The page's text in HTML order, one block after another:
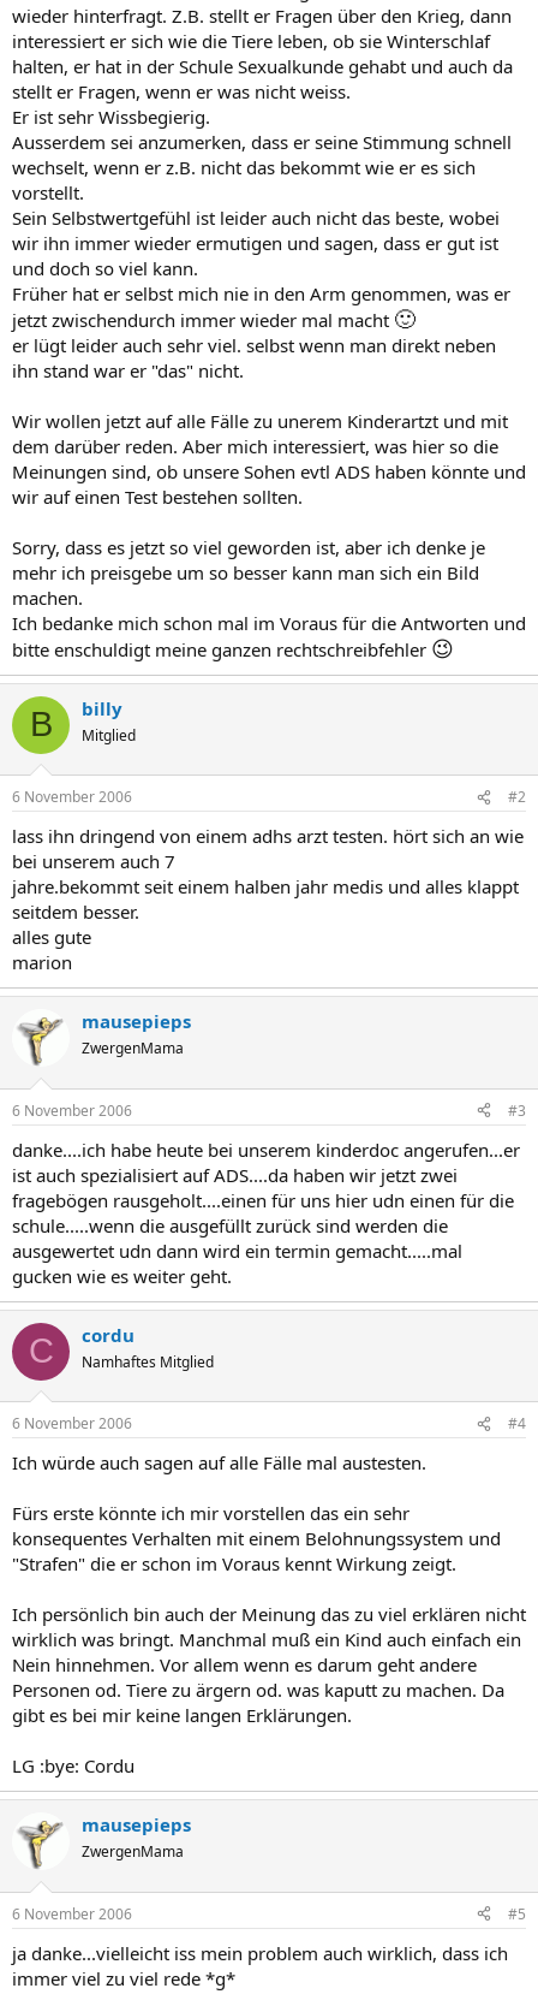
wieder hinterfragt. Z.B. stellt er Fragen über den Krieg, dann
interessiert er sich wie die Tiere leben, ob sie Winterschlaf
halten, er hat in der Schule Sexualkunde gehabt und auch da
stellt er Fragen, wenn er was nicht weiss.
Er ist sehr Wissbegierig.
Ausserdem sei anzumerken, dass er seine Stimmung schnell
wechselt, wenn er z.B. nicht das bekommt wie er es sich
vorstellt.
Sein Selbstwertgefühl ist leider auch nicht das beste, wobei
wir ihn immer wieder ermutigen und sagen, dass er gut ist
und doch so viel kann.
Früher hat er selbst mich nie in den Arm genommen, was er
jetzt zwischendurch immer wieder mal macht 🙂
er lügt leider auch sehr viel. selbst wenn man direkt neben
ihn stand war er "das" nicht.
Wir wollen jetzt auf alle Fälle zu unerem Kinderartzt und mit
dem darüber reden. Aber mich interessiert, was hier so die
Meinungen sind, ob unsere Sohen evtl ADS haben könnte und
wir auf einen Test bestehen sollten.
Sorry, dass es jetzt so viel geworden ist, aber ich denke je
mehr ich preisgebe um so besser kann man sich ein Bild
machen.
Ich bedanke mich schon mal im Voraus für die Antworten und
bitte enschuldigt meine ganzen rechtschreibfehler 😉
B billy
Mitglied
6 November 2006 #2
lass ihn dringend von einem adhs arzt testen. hört sich an wie
bei unserem auch 7
jahre.bekommt seit einem halben jahr medis und alles klappt
seitdem besser.
alles gute
marion
mausepieps
ZwergenMama
6 November 2006 #3
danke....ich habe heute bei unserem kinderdoc angerufen...er
ist auch spezialisiert auf ADS....da haben wir jetzt zwei
fragebögen rausgeholt....einen für uns hier udn einen für die
schule.....wenn die ausgefüllt zurück sind werden die
ausgewertet udn dann wird ein termin gemacht.....mal
gucken wie es weiter geht.
C cordu
Namhaftes Mitglied
6 November 2006 #4
Ich würde auch sagen auf alle Fälle mal austesten.
Fürs erste könnte ich mir vorstellen das ein sehr
konsequentes Verhalten mit einem Belohnungssystem und
"Strafen" die er schon im Voraus kennt Wirkung zeigt.
Ich persönlich bin auch der Meinung das zu viel erklären nicht
wirklich was bringt. Manchmal muß ein Kind auch einfach ein
Nein hinnehmen. Vor allem wenn es darum geht andere
Personen od. Tiere zu ärgern od. was kaputt zu machen. Da
gibt es bei mir keine langen Erklärungen.
LG :bye: Cordu
mausepieps
ZwergenMama
6 November 2006 #5
ja danke...vielleicht iss mein problem auch wirklich, dass ich
immer viel zu viel rede *g*